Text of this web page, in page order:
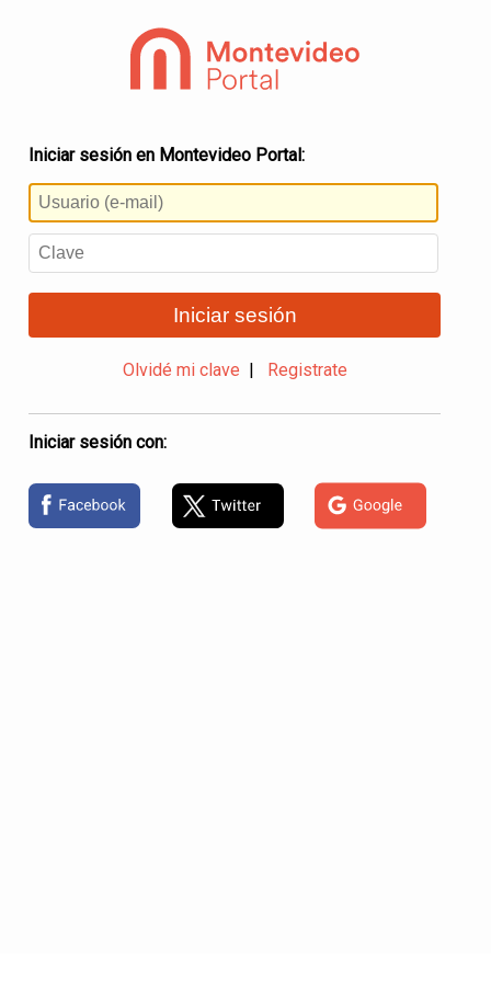
Iniciar sesión en Montevideo Portal:
Iniciar sesión
Olvidé mi clave Registrate
Iniciar sesión con: